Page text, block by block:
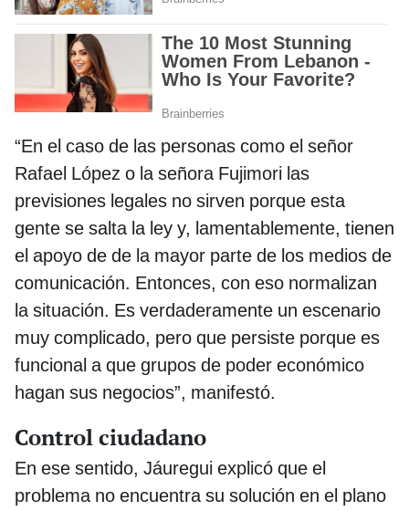
“En el caso de las personas como el señor
Rafael López o la señora Fujimori las
previsiones legales no sirven porque esta
gente se salta la ley y, lamentablemente, tienen
el apoyo de de la mayor parte de los medios de
comunicación. Entonces, con eso normalizan
la situación. Es verdaderamente un escenario
muy complicado, pero que persiste porque es
funcional a que grupos de poder económico
hagan sus negocios”, manifestó.
Control ciudadano
En ese sentido, Jáuregui explicó que el
problema no encuentra su solución en el plano